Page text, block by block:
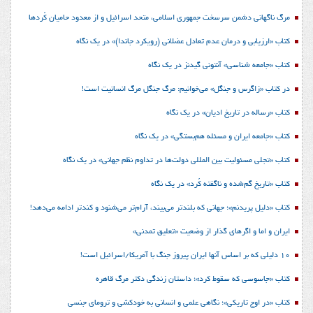
مرگ ناگهانی دشمن سرسخت جمهوری اسلامی، متحد اسرائیل و از معدود حامیان کُردها
کتاب «ارزیابی و درمان عدم تعادل عضلانی (رویکرد جاندا)» در یک نگاه
کتاب «جامعه شناسی» آنتونی گیدنز در یک نگاه
در کتاب «زاگرس و جنگل» می‌خوانیم: مرگ جنگل مرگ انسانیت است!
کتاب «رساله در تاریخ ادیان» در یک نگاه
کتاب «جامعه ایران و مسئله هم‌بستگی» در یک نگاه
کتاب «تجلی مسئولیت بین المللی دولت‌ها در تداوم نظم جهانی» در یک نگاه
کتاب «تاریخ گم‌شده و ناگفته کُرد» در یک نگاه
کتاب «دلیل پریدنم»؛ جهانی که بلندتر می‌بیند، آرام‌تر می‌شنود و کندتر ادامه می‌دهد!
ایران و اما و اگرهای گذار از وضعیت «تعلیق تمدنی»
10 دلیلی که بر اساس آنها ایران پیروز جنگ با آمریکا/اسرائیل است!
کتاب «جاسوسی که سقوط کرد»؛ داستان زندگی دکتر مرگ قاهره
کتاب «در اوج تاریکی»؛ نگاهی علمی و انسانی به خودکشی و ترومای جنسی